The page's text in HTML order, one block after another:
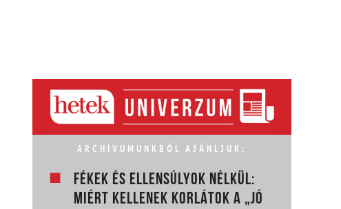
ARCHÍVUMUNKBÓL AJÁNLJUK:
FÉKEK ÉS ELLENSÚLYOK NÉLKÜL:
MIÉRT KELLENEK KORLÁTOK A „JÓ